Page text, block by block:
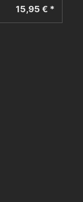
15,95 € *